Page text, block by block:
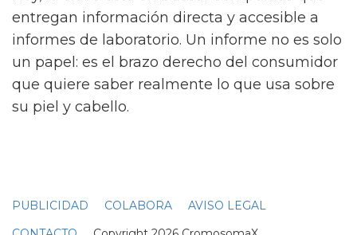
entregan información directa y accesible a
informes de laboratorio. Un informe no es solo
un papel: es el brazo derecho del consumidor
que quiere saber realmente lo que usa sobre
su piel y cabello.
PUBLICIDAD COLABORA
AVISO LEGAL